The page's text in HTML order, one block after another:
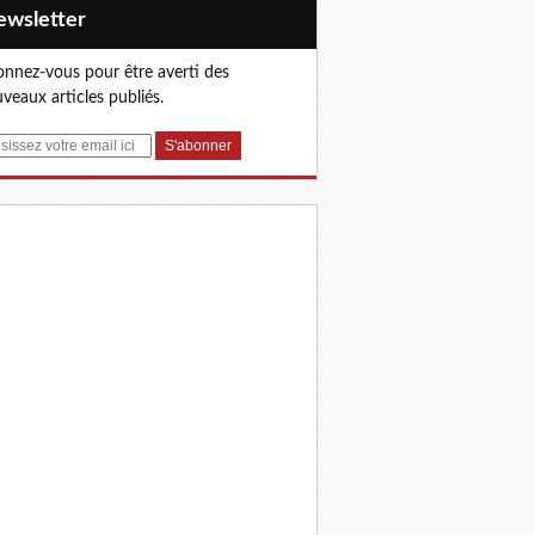
vous pour être averti des
articles publiés.